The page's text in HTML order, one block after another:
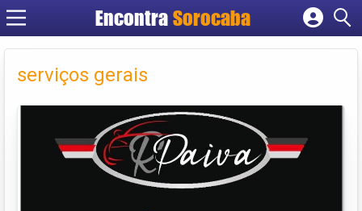
EncontraSorocaba
Cadastrar empresa
serviços gerais